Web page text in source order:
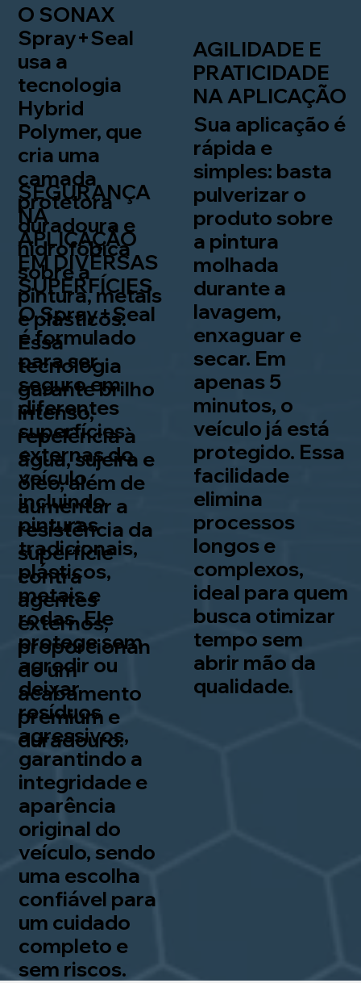
O SONAX
Spray+Seal
usa a
tecnologia
Hybrid
Polymer, que
cria uma
camada
protetora
duradoura e
hidrofóbica
sobre a
pintura, metais
e plásticos.
Essa
tecnologia
garante brilho
intenso,
repelência à
água, sujeira e
óleo, além de
aumentar a
resistência da
superfície
contra
agentes
externos,
proporcionan
do um
acabamento
premium e
duradouro.
AGILIDADE E
PRATICIDADE
NA APLICAÇÃO
Sua aplicação é
rápida e
simples: basta
pulverizar o
produto sobre
a pintura
molhada
durante a
lavagem,
enxaguar e
secar. Em
apenas 5
minutos, o
veículo já está
protegido. Essa
facilidade
elimina
processos
longos e
complexos,
ideal para quem
busca otimizar
tempo sem
abrir mão da
qualidade.
SEGURANÇA
NA
APLICAÇÃO
EM DIVERSAS
SUPERFÍCIES
O Spray+Seal
é formulado
para ser
seguro em
diferentes
superfícies
externas do
veículo,
incluindo
pinturas
tradicionais,
plásticos,
metais e
rodas. Ele
protege sem
agredir ou
deixar
resíduos
agressivos,
garantindo a
integridade e
aparência
original do
veículo, sendo
uma escolha
confiável para
um cuidado
completo e
sem riscos.